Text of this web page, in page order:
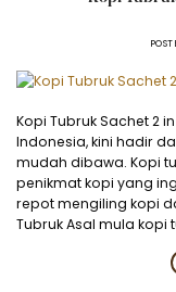
Kopi Tubruk Sachet 2
Indonesia, kini hadir
mudah dibawa. Kopi
penikmat kopi yang
repot mengiling kopi
Tubruk Asal mula kopi